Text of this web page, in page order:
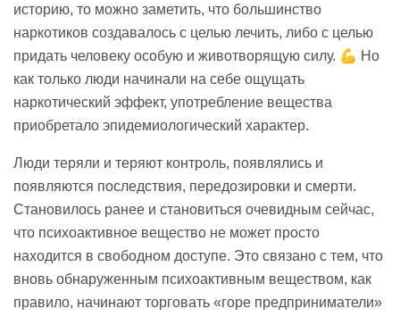
историю, то можно заметить, что большинство
наркотиков создавалось с целью лечить, либо с целью
придать человеку особую и животворящую силу. 💪 Но
как только люди начинали на себе ощущать
наркотический эффект, употребление вещества
приобретало эпидемиологический характер.
Люди теряли и теряют контроль, появлялись и
появляются последствия, передозировки и смерти.
Становилось ранее и становиться очевидным сейчас,
что психоактивное вещество не может просто
находится в свободном доступе. Это связано с тем, что
вновь обнаруженным психоактивным веществом, как
правило, начинают торговать «горе предприниматели»